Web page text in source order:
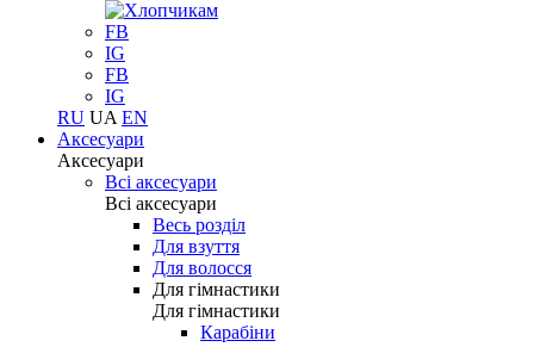
FB
IG
FB
IG
RU UA EN
Аксесуари
Аксесуари
Всі аксесуари
Всі аксесуари
Весь розділ
Для взуття
Для волосся
Для гімнастики
Для гімнастики
Карабіни